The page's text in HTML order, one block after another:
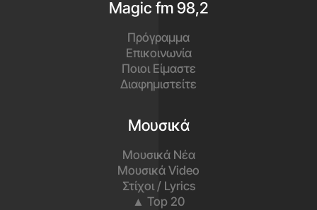
Magic fm 98,2
Πρόγραμμα
Επικοινωνία
Ποιοι Είμαστε
Διαφημιστείτε
Μουσικά
Μουσικά Νέα
Μουσικά Video
Στίχοι / Lyrics
▲ Top 20